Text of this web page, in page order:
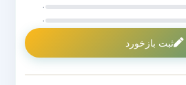
۰
۰
ثبت بازخورد